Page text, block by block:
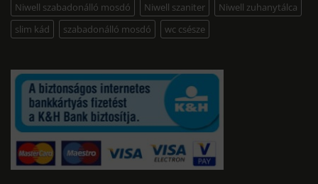
Niwell szabadonálló mosdó
Niwell szaniter
Niwell zuhanytálca
slim kád
szabadonálló mosdó wc csésze